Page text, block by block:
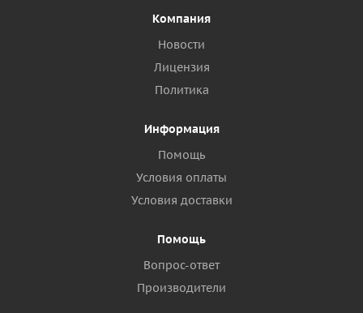
Компания
Новости
Лицензия
Политика
Информация
Помощь
Условия оплаты
Условия доставки
Помощь
Вопрос-ответ
Производители